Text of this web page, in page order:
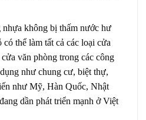
nhựa không bị thấm nước hư
thể làm tất cả các loại cửa
văn phòng trong các công
như chung cư, biệt thự,
như Mỹ, Hàn Quốc, Nhật
dần phát triển mạnh ở Việt